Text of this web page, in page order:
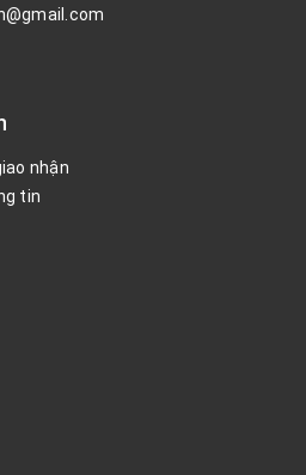
nhận
tin